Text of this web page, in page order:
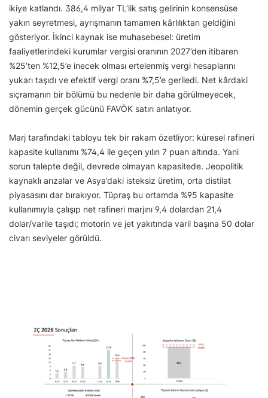
ikiye katlandı. 386,4 milyar TL’lik satış gelirinin konsensüse
yakın seyretmesi, ayrışmanın tamamen kârlılıktan geldiğini
gösteriyor. İkinci kaynak ise muhasebesel: üretim
faaliyetlerindeki kurumlar vergisi oranının 2027’den itibaren
%25’ten %12,5’e inecek olması ertelenmiş vergi hesaplarını
yukarı taşıdı ve efektif vergi oranı %7,5’e geriledi. Net kârdaki
sıçramanın bir bölümü bu nedenle bir daha görülmeyecek,
dönemin gerçek gücünü FAVÖK satırı anlatıyor.
Marj tarafındaki tabloyu tek bir rakam özetliyor: küresel rafineri
kapasite kullanımı %74,4 ile geçen yılın 7 puan altında. Yani
sorun talepte değil, devrede olmayan kapasitede. Jeopolitik
kaynaklı arızalar ve Asya’daki isteksiz üretim, orta distilat
piyasasını dar bırakıyor. Tüpraş bu ortamda %95 kapasite
kullanımıyla çalışıp net rafineri marjını 9,4 dolardan 21,4
dolar/varile taşıdı; motorin ve jet yakıtında varil başına 50 dolar
civarı seviyeler görüldü.